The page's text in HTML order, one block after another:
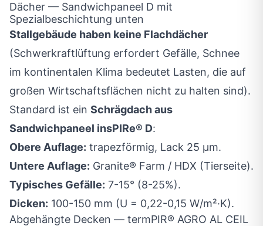
Dächer — Sandwichpaneel D mit
Spezialbeschichtung unten
Stallgebäude haben keine Flachdächer
(Schwerkraftlüftung erfordert Gefälle, Schnee
im kontinentalen Klima bedeutet Lasten, die auf
großen Wirtschaftsflächen nicht zu halten sind).
Standard ist ein Schrägdach aus
Sandwichpaneel insPIRe® D:
Obere Auflage: trapezförmig, Lack 25 µm.
Untere Auflage: Granite® Farm / HDX (Tierseite).
Typisches Gefälle: 7-15° (8-25%).
Dicken: 100-150 mm (U = 0,22-0,15 W/m²·K).
Abgehängte Decken — termPIR® AGRO AL CEIL